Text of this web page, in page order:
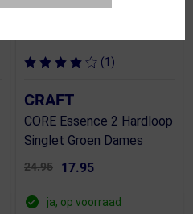
(1)
CRAFT
CORE Essence 2 Hardloop
Singlet Groen Dames
24.95 17.95
ja, op voorraad